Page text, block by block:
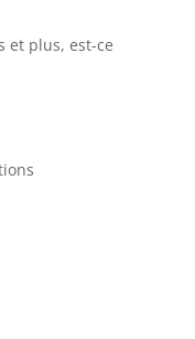
et plus, est-ce